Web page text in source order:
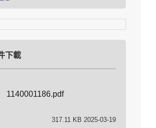
下載
1140001186.pdf
317.11 KB 2025-03-19